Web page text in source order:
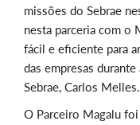
missões do Sebrae
nesta parceria com o
fácil e eficiente para
das empresas
Sebrae, Carlos Melles.
O Parceiro Magalu